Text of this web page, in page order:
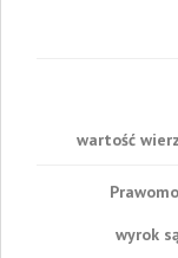
wartość
wyrok